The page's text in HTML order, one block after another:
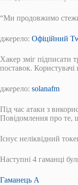
“Ми продовжимо
джерело: Офіційний
Хакер зміг підписати
поставок.
джерело: solanafm
Під час атаки з
Повідомлення про те,
Існує неліквідний
Наступні 4 гаманці
Гаманець А